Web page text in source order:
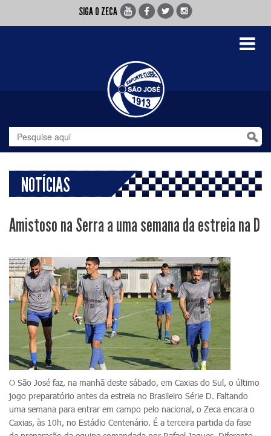
SIGA O ZECA
Toggle
NOTÍCIAS
Amistoso na Serra a uma semana da estreia na D
O São José faz, na manhã deste sábado, em Caxias do Sul, o último
jogo preparatório antes da estreia no Brasileiro Série D. Faltando
uma semana para entrar em campo pelo nacional, o Zeca encara o
Caxias, às 10h, no Estádio Centenário. É a terceira partida da fase